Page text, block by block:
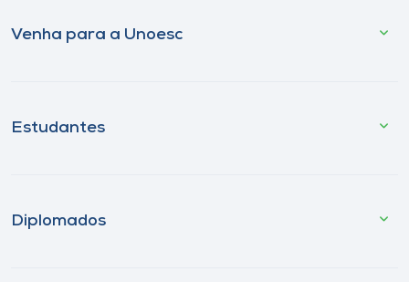
Venha para a Unoesc
Estudantes
Diplomados